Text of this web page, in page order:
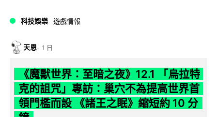
科技娛樂 遊戲情報
天恩 1 日
《魔獸世界：至暗之夜》12.1 「烏拉特
克的詛咒」專訪：巢穴不為提高世界首
領門檻而設 《諸王之眠》縮短約 10 分